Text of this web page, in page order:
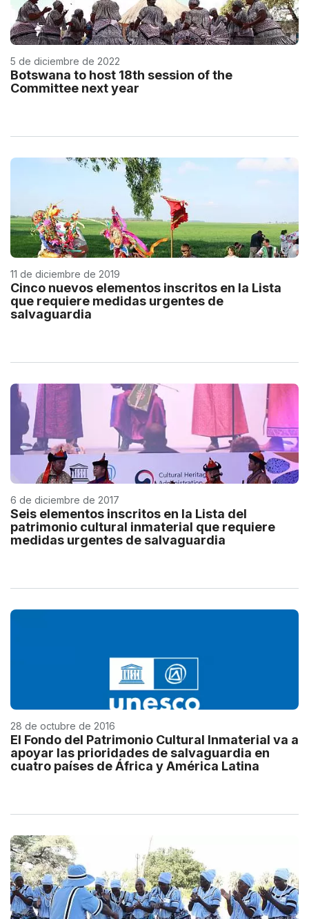
5 de diciembre de 2022
Botswana to host 18th session of the
Committee next year
11 de diciembre de 2019
Cinco nuevos elementos inscritos en la Lista
que requiere medidas urgentes de
salvaguardia
6 de diciembre de 2017
Seis elementos inscritos en la Lista del
patrimonio cultural inmaterial que requiere
medidas urgentes de salvaguardia
28 de octubre de 2016
El Fondo del Patrimonio Cultural Inmaterial va a
apoyar las prioridades de salvaguardia en
cuatro países de África y América Latina